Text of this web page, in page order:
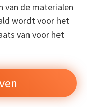
van de materialen
wordt voor het
van voor het